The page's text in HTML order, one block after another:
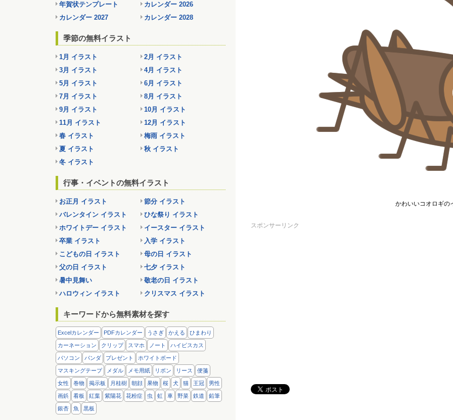
かわいいコオロギの
スポンサーリンク
年賀状テンプレート
カレンダー 2026
カレンダー 2027
カレンダー 2028
季節の無料イラスト
1月 イラスト
2月 イラスト
3月 イラスト
4月 イラスト
5月 イラスト
6月 イラスト
7月 イラスト
8月 イラスト
9月 イラスト
10月 イラスト
11月 イラスト
12月 イラスト
春 イラスト
梅雨 イラスト
夏 イラスト
秋 イラスト
冬 イラスト
行事・イベントの無料イラスト
お正月 イラスト
節分 イラスト
バレンタイン イラスト
ひな祭り イラスト
ホワイトデー イラスト
イースター イラスト
卒業 イラスト
入学 イラスト
こどもの日 イラスト
母の日 イラスト
父の日 イラスト
七夕 イラスト
暑中見舞い
敬老の日 イラスト
ハロウィン イラスト
クリスマス イラスト
キーワードから無料素材を探す
Excelカレンダー PDFカレンダー うさぎ かえる ひまわり
カーネーション クリップ スマホ ノート ハイビスカス
パソコン パンダ プレゼント ホワイトボード
マスキングテープ メダル メモ用紙 リボン リース 便箋
女性 巻物 掲示板 月桂樹 朝顔 果物 桜 犬 猫 王冠 男性
画鋲 看板 紅葉 紫陽花 花粉症 虫 虹 車 野菜 鉄道 鉛筆
銀杏 魚 黒板